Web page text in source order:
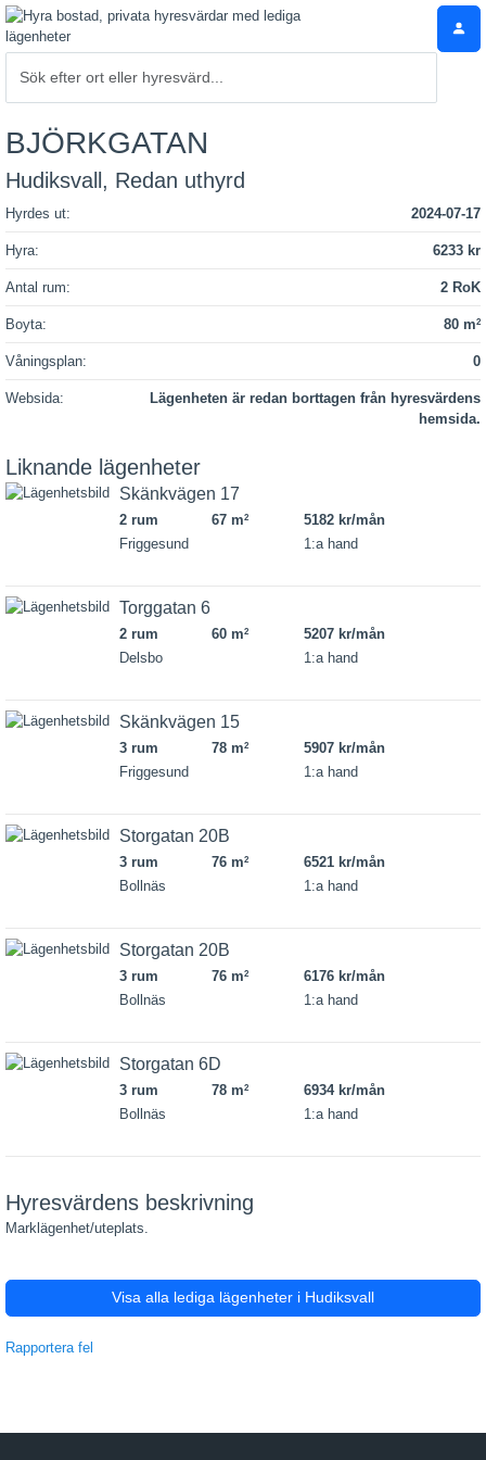
BJÖRKGATAN
Hudiksvall, Redan uthyrd
Hyrdes ut: 2024-07-17
Hyra: 6233 kr
Antal rum: 2 RoK
Boyta: 80 m2
Våningsplan: 0
Websida:
Lägenheten är redan borttagen från hyresvärdens
hemsida.
Liknande lägenheter
Skänkvägen 17
2 rum 67 m2
5182 kr/mån
Friggesund
1:a hand
Torggatan 6
2 rum 60 m2
5207 kr/mån
Delsbo
1:a hand
Skänkvägen 15
3 rum 78 m2
5907 kr/mån
Friggesund
1:a hand
Storgatan 20B
3 rum 76 m2
6521 kr/mån
Bollnäs
1:a hand
Storgatan 20B
3 rum 76 m2
6176 kr/mån
Bollnäs
1:a hand
Storgatan 6D
3 rum 78 m2
6934 kr/mån
Bollnäs
1:a hand
Hyresvärdens beskrivning
Marklägenhet/uteplats.
Visa alla lediga lägenheter i Hudiksvall
Rapportera fel